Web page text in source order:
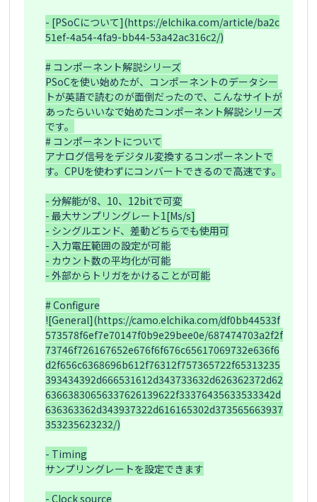
- [PSoCについて](https://elchika.com/article/ba2c
51ef-4a54-4fa9-bb44-53a42ac316c2/)
# コンポーネント解説シリーズ
PSoCを使い始めたが、コンポーネントのデータシー
トが英語で読むのが面倒だったので、こんなサイトが
あったらいいなで始めたコンポーネント解説シリーズ
です。
# コンポーネントについて
アナログ信号をデジタル変換するコンポーネントで
す。CPUを使わずにコンバートできるので高速です。
- 分解能が8、10、12bitで可変
- 最大サンプリングレート1[Ms/s]
- シングルエンド、差動どちらでも使用可
- 入力電圧範囲の設定が可能
- カウント数の平均化が可能
- 外部からトリガをかけることが可能
# Configure
![General](https://camo.elchika.com/df0bb44533f
573578f6ef7e70147f0b9e29bee0e/687474703a2f2f
73746f726167652e676f6f676c65617069732e636f6
d2f656c6368696b612f76312f757365722f65313235
393434392d666531612d343733632d626362372d62
63663830656337626139622f33376435633533342d
636363362d343937322d616165302d373565663937
353235623232/)
- Timing
サンプリングレートを設定できます
- Clock source